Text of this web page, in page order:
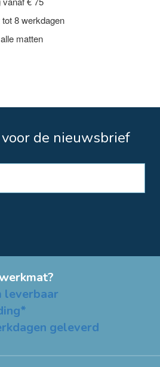
8 werkdagen
matten
de nieuwsbrief
leverbaar
geleverd